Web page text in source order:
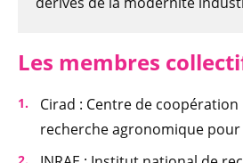
Les membres col
Cirad : Centre de
recherche agronomique